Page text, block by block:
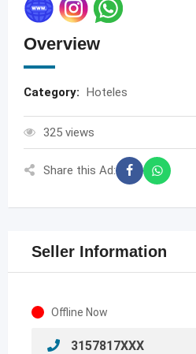
Overview
Category: Hoteles
325 views
Share this Ad:
Seller Information
Offline Now
3157817XXX